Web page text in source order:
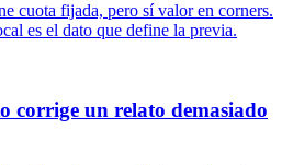
cuota fijada, pero sí valor en corners.
es el dato que define la previa.
corrige un relato demasiado